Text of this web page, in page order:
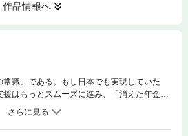
作品情報へ
常識」である。もし日本でも実現していた
援はもっとスムーズに進み、「消えた年金」
回し」も減っていたかもしれない。経済効果
る。アレルギー反応を示すより、「番号が
問い直すべきだ。導入後の社会のイメー